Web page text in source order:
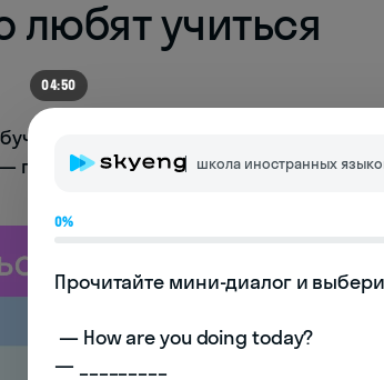
любят учиться
у мужчин и женщин похожее.
учиться и очно, и онлайн.
04:43
школа иностранных
0%
Прочитайте мини-диалог и
— _________